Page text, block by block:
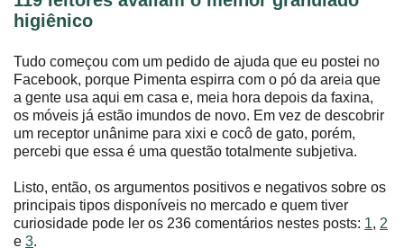
higiênico
Tudo começou com um pedido de ajuda que eu postei no
Facebook, porque Pimenta espirra com o pó da areia que
a gente usa aqui em casa e, meia hora depois da faxina,
os móveis já estão imundos de novo. Em vez de descobrir
um receptor unânime para xixi e cocô de gato, porém,
percebi que essa é uma questão totalmente subjetiva.
Listo, então, os argumentos positivos e negativos sobre os
principais tipos disponíveis no mercado e quem tiver
curiosidade pode ler os 236 comentários nestes posts: 1, 2
e 3.